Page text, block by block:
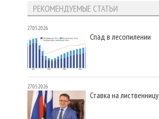
РЕКОМЕНДУЕМЫЕ СТАТЬИ
27.05.2026
Спад в лесопилении
27.05.2026
Ставка на лиственницу